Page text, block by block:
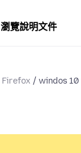
瀏覽說明文件
Firefox windos